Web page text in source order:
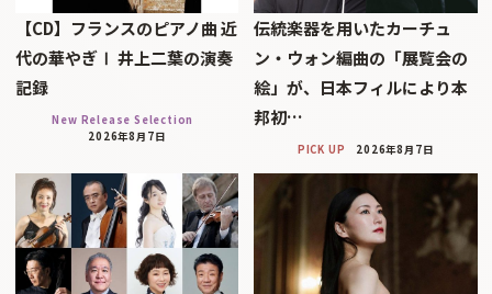
【CD】フランスのピアノ曲 近
代の華やぎⅠ 井上二葉の演奏
記録
New Release Selection
2026年8月7日
伝統楽器を用いたカーチュ
ン・ウォン編曲の「展覧会の
絵」が、日本フィルにより本
邦初…
PICK UP 2026年8月7日